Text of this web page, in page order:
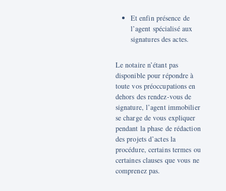
Et enfin présence de
l’agent spécialisé aux
signatures des actes.
Le notaire n’étant pas
disponible pour répondre à
toute vos préoccupations en
dehors des rendez-vous de
signature, l’agent immobilier
se charge de vous expliquer
pendant la phase de rédaction
des projets d’actes la
procédure, certains termes ou
certaines clauses que vous ne
comprenez pas.